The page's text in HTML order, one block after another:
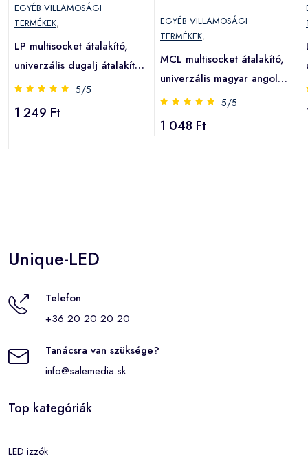
EGYÉB VILLAMOSÁGI
TERMÉKEK,
LP multisocket átalakító,
univerzális dugalj átalakító,
fehér
5/5
1 249 Ft
EGYÉB VILLAMOSÁGI
TERMÉKEK,
MCL multisocket átalakító,
univerzális magyar angol
UK, USA dugalj, fekete
5/5
1 048 Ft
Unique-LED
Telefon
+36 20 20 20 20
Tanácsra van szüksége?
info@salemedia.sk
Top kategóriák
LED izzók